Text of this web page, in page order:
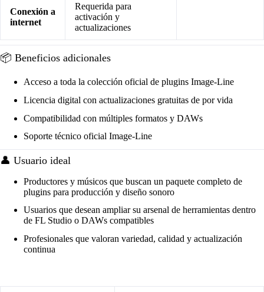
Conexión a
internet
Requerida para
activación y
actualizaciones
📦 Beneficios adicionales
Acceso a toda la colección oficial de plugins Image-Line
Licencia digital con actualizaciones gratuitas de por vida
Compatibilidad con múltiples formatos y DAWs
Soporte técnico oficial Image-Line
👤 Usuario ideal
Productores y músicos que buscan un paquete completo de
plugins para producción y diseño sonoro
Usuarios que desean ampliar su arsenal de herramientas dentro
de FL Studio o DAWs compatibles
Profesionales que valoran variedad, calidad y actualización
continua